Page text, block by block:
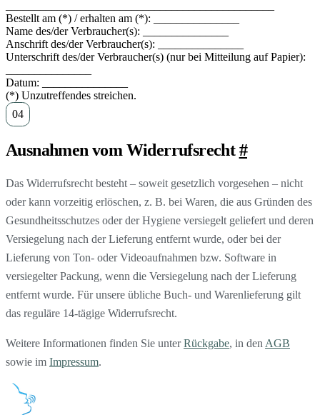
Bestellt am (*) / erhalten am (*): _______________
Name des/der Verbraucher(s): _______________
Anschrift des/der Verbraucher(s): _______________
Unterschrift des/der Verbraucher(s) (nur bei Mitteilung auf Papier):
Datum: _______________
(*) Unzutreffendes streichen.
Ausnahmen vom Widerrufsrecht#
Das Widerrufsrecht besteht – soweit gesetzlich vorgesehen – nicht
oder kann vorzeitig erlöschen, z. B. bei Waren, die aus Gründen des
Gesundheitsschutzes oder der Hygiene versiegelt geliefert und deren
Versiegelung nach der Lieferung entfernt wurde, oder bei der
Lieferung von Ton- oder Videoaufnahmen bzw. Software in
versiegelter Packung, wenn die Versiegelung nach der Lieferung
entfernt wurde. Für unsere übliche Buch- und Warenlieferung gilt
das reguläre 14-tägige Widerrufsrecht.
Weitere Informationen finden Sie unterRückgabe, in den AGB
sowie im Impressum.